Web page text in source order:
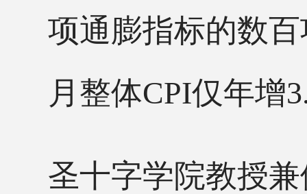
项通膨指标的数
月整体CPI仅年增
圣十字学院教授